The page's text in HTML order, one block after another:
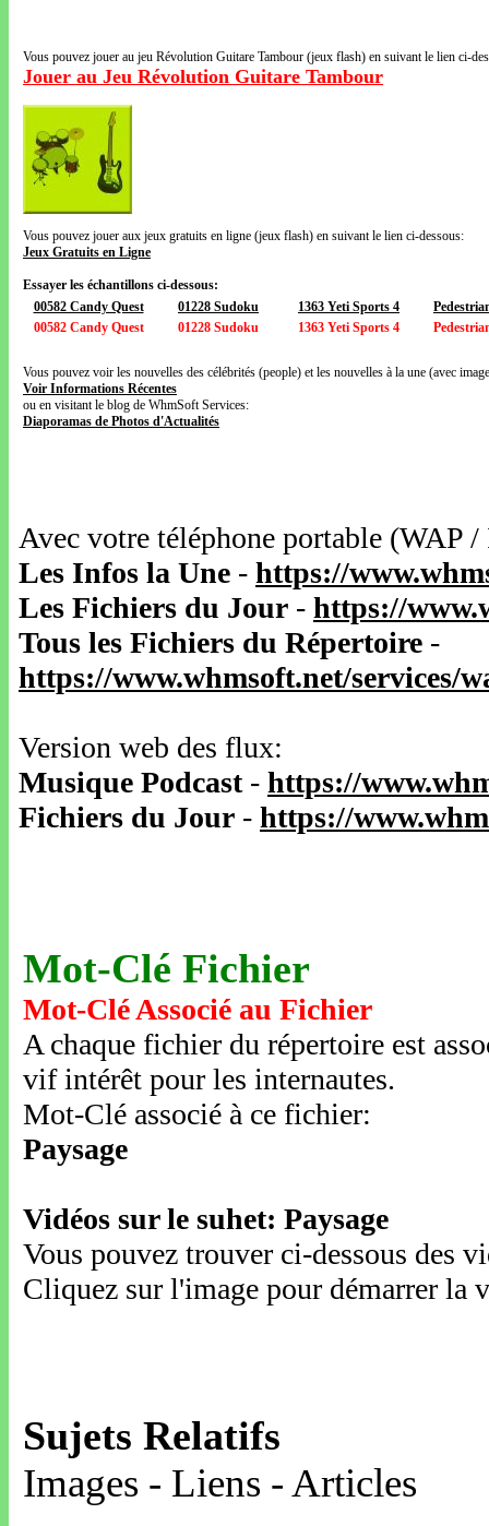
Vous pouvez jouer au jeu Révolution Guitare Tambour (jeux flash) en suivant le lien ci-
Jouer au Jeu Révolution Guitare Tambour
Vous pouvez jouer aux jeux gratuits en ligne (jeux flash) en suivant le lien ci-dessous:
Jeux Gratuits en Ligne
Essayer les échantillons ci-dessous:
00582 Candy Quest
01228 Sudoku 1363 Yeti Sports 4
00582 Candy Quest
01228 Sudoku 1363 Yeti Sports 4
Vous pouvez voir les nouvelles des célébrités (people) et les nouvelles à la une (avec
Voir Informations Récentes
ou en visitant le blog de WhmSoft Services:
Diaporamas de Photos d'Actualités
Avec votre téléphone portable
Les Infos la Une - https://
Les Fichiers du Jour - https://
Tous les Fichiers du Répertoire -
https://www.whmsoft.net/services/
Version web des flux:
Musique Podcast- https://
Fichiers du Jour - https://
Mot-Clé Fichier
Mot-Clé Associé au Fichier
A chaque fichier du répertoire est
vif intérêt pour les internautes.
Mot-Clé associé à ce fichier:
Paysage
Vidéos sur le suhet: Paysage
Vous pouvez trouver ci-dessous des
Cliquez sur l'image pour démarrer la
Sujets Relatifs
Images - Liens - Articles